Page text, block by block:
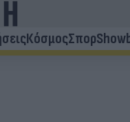
ΚόσμοςΣπορ